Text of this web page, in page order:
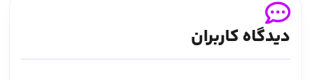
دیدگاه کاربران